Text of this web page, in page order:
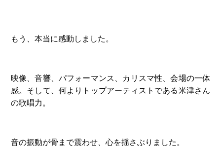
もう、本当に感動しました。
映像、音響、パフォーマンス、カリスマ性、会場の一体
感。そして、何よりトップアーティストである米津さん
の歌唱力。
音の振動が骨まで震わせ、心を揺さぶりました。